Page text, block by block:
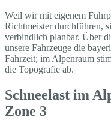
Weil wir mit eigenem
Richtmeister durchführen,
verbindlich planbar. Über
unsere Fahrzeuge die
Fahrzeit; im Alpenraum
die Topografie ab.
Schneelast im
Zone 3